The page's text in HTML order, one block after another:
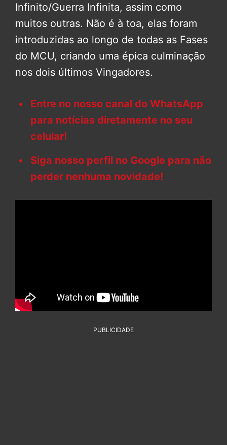
Infinito/Guerra Infinita, assim como
muitos outras. Não é à toa, elas foram
introduzidas ao longo de todas as Fases
do MCU, criando uma épica culminação
nos dois últimos Vingadores.
Entre no nosso canal do WhatsApp
para notícias diretamente no seu
celular!
Siga nosso perfil no Google para não
perder nenhuma novidade!
PUBLICIDADE